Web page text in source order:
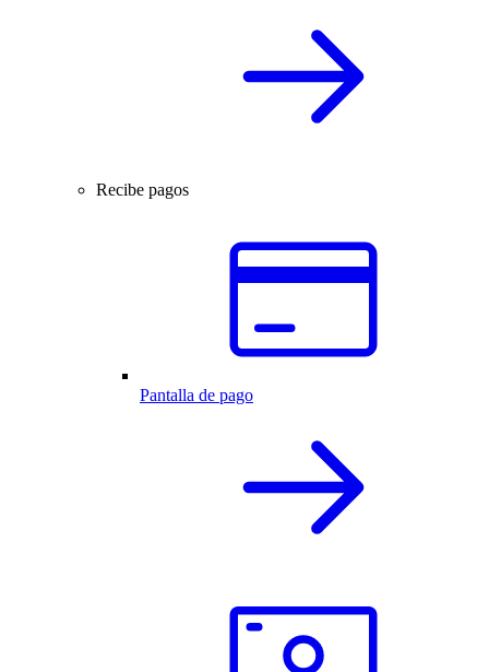
Recibe pagos
Pantalla de pago